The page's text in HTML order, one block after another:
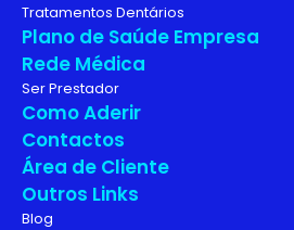
Tratamentos Dentários
Plano de Saúde Empresa
Rede Médica
Ser Prestador
Como Aderir
Contactos
Área de Cliente
Outros Links
Blog